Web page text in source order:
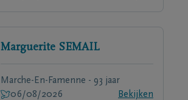
Marguerite SEMAIL
Marche-En-Famenne - 93 jaar
06/08/2026
Bekijken